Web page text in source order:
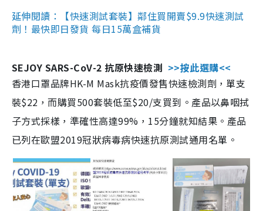
延伸閱讀：【快速測試套裝】鄰住買開賣$9.9快速測試
劑！最快即日發貨 每日15萬盒補貨
SEJOY SARS-CoV-2 抗原快速檢測 >>按此選購<<
香港口罩品牌HK-M Mask抗疫價發售快速檢測劑，單支
裝$22，而購買500套裝低至$20/支買到。產品以鼻咽拭
子方式採樣，準確性高達99%，15分鐘就知結果。產品
已列在歐盟2019冠狀病毒病快速抗原測試通用名單。